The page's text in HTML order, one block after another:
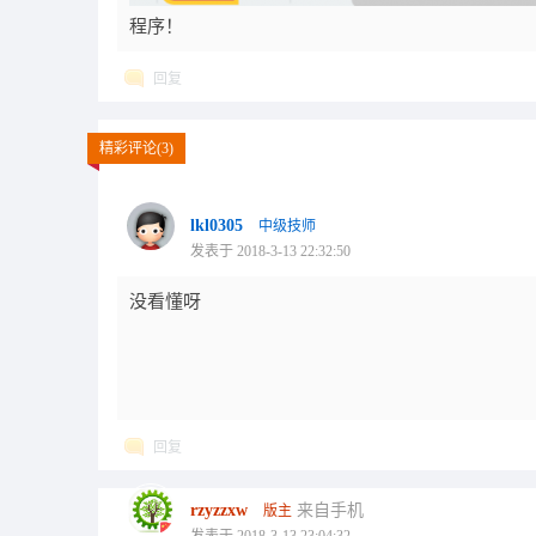
程序！
回复
精彩评论(3)
lkl0305
中级技师
发表于 2018-3-13 22:32:50
没看懂呀
回复
rzyzzxw 版主 来自手机